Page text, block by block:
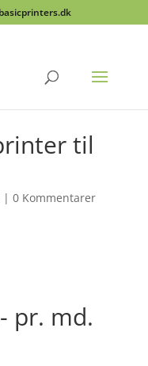
til
| 0 Kommentarer
pr. md.